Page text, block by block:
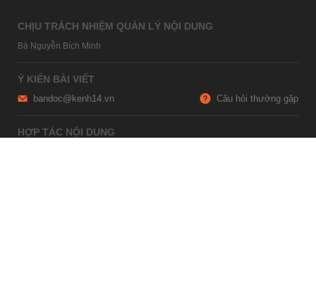
CHỊU TRÁCH NHIỆM QUẢN LÝ NỘI DUNG
Bà Nguyễn Bích Minh
Ý KIẾN BÀI VIẾT
bandoc@kenh14.vn Câu hỏi thường gặp
HỢP TÁC NỘI DUNG